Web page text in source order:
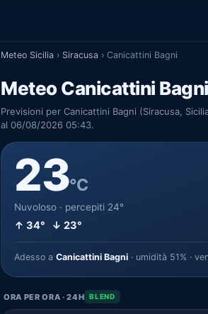
Meteo Sicilia › Siracusa › Canicattini Bagni
Meteo Canicattini Bagni
Previsioni per Canicattini Bagni (Siracusa,
al 06/08/2026 05:43.
23°C
Nuvoloso · percepiti 24°
↑ 34° ↓ 23°
Adesso a Canicattini Bagni · umidità 51% ·
ORA PER ORA · 24H BLEND